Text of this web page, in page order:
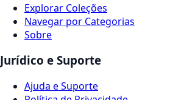
Explorar Coleções
Navegar por Categorias
Sobre
Jurídico e Suporte
Ajuda e Suporte